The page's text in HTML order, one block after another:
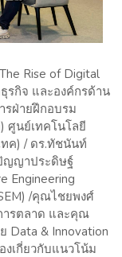
Rise of Digital
รกิจ และองค์กรด้าน
รฝ่ายฝึกอบรม
ศูนย์เทคโนโลยี
ทค) / ดร.ทัชนันท์
ญญาประดิษฐ์
Engineering
/คุณไชยพงศ์
ารตลาด และคุณ
Data & Innovation
เกี่ยวกับแนวโน้ม